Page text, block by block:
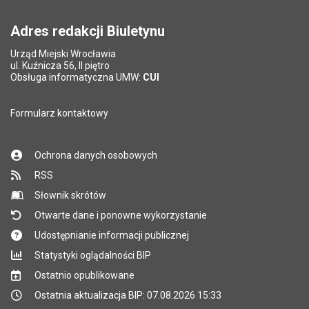
*
Pole wymagane
Adres redakcji Biuletynu
Urząd Miejski Wrocławia
ul. Kuźnicza 56, II piętro
Obsługa informatyczna UMW: CUI
Formularz kontaktowy
Ochrona danych osobowych
RSS
Słownik skrótów
Otwarte dane i ponowne wykorzystanie
Udostępnianie informacji publicznej
Statystyki oglądalności BIP
Ostatnio opublikowane
Ostatnia aktualizacja BIP: 07.08.2026 15:33